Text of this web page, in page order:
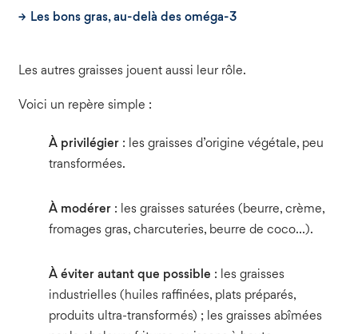
Les bons gras, au-delà des oméga-3
Les autres graisses jouent aussi leur rôle.
Voici un repère simple :
À privilégier: les graisses d’origine végétale, peu
transformées.
À modérer: les graisses saturées (beurre, crème,
fromages gras, charcuteries, beurre de coco…).
À éviter autant que possible : les graisses
industrielles (huiles raffinées, plats préparés,
produits ultra-transformés) ; les graisses abîmées